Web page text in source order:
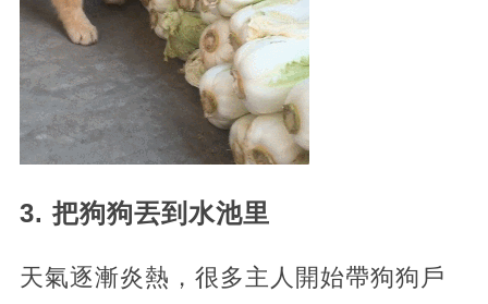
3. 把狗狗丟到水池里
天氣逐漸炎熱，很多主人開始帶狗狗戶